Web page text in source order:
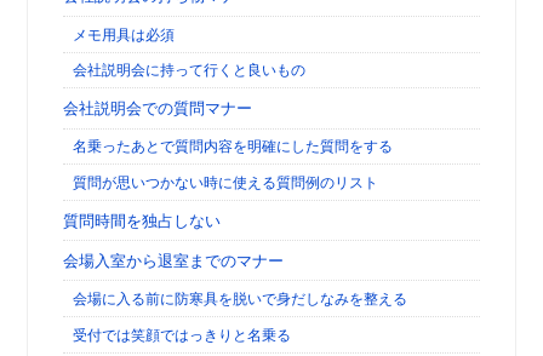
メモ用具は必須
会社説明会に持って行くと良いもの
会社説明会での質問マナー
名乗ったあとで質問内容を明確にした質問をする
質問が思いつかない時に使える質問例のリスト
質問時間を独占しない
会場入室から退室までのマナー
会場に入る前に防寒具を脱いで身だしなみを整える
受付では笑顔ではっきりと名乗る